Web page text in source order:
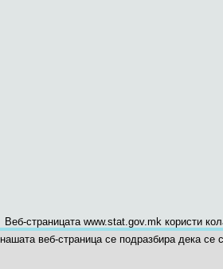
Веб-страницата www.stat.gov.mk користи
нашата веб-страница се подразбира дека се